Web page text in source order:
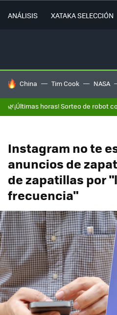
ANÁLISIS XATAKA SELECCIÓN
HOY SE HABLA DE
China Tim Cook NASA
🌿¡Últimas horas! Sorteo de robot
Instagram no te
anuncios de
de zapatillas por
frecuencia"